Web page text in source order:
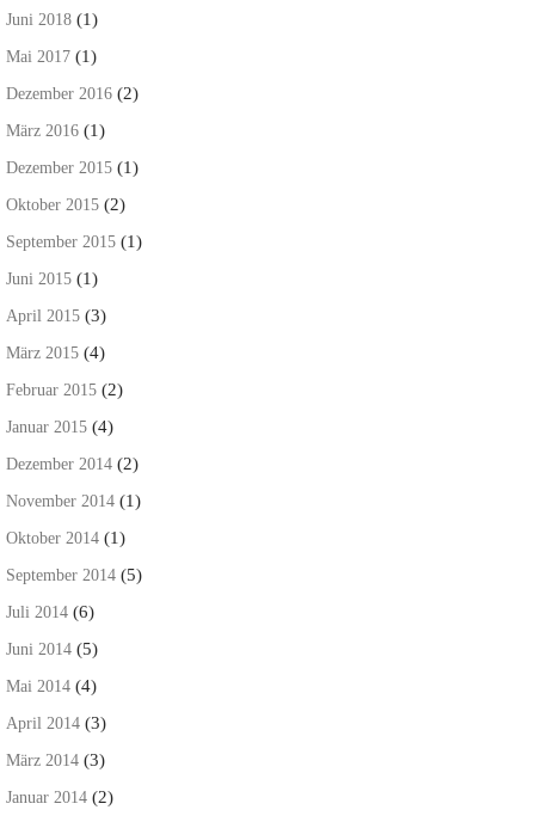
Juni 2018 (1)
Mai 2017 (1)
Dezember 2016 (2)
März 2016 (1)
Dezember 2015 (1)
Oktober 2015 (2)
September 2015 (1)
Juni 2015 (1)
April 2015 (3)
März 2015 (4)
Februar 2015 (2)
Januar 2015 (4)
Dezember 2014 (2)
November 2014 (1)
Oktober 2014 (1)
September 2014 (5)
Juli 2014 (6)
Juni 2014 (5)
Mai 2014 (4)
April 2014 (3)
März 2014 (3)
Januar 2014 (2)